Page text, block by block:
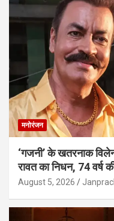
मनोरंजन
‘गजनी’ के खतरनाक
रावत का निधन, 74 वर्ष
August 5, 2026